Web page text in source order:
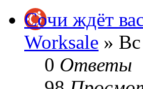
Сочи ждёт
Worksale »
0 Ответы